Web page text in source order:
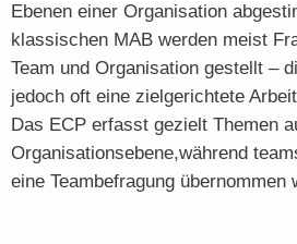
Ebenen einer Organisation
klassischen MAB werden meist
Team und Organisation gestellt –
jedoch oft eine zielgerichtete
Das ECP erfasst gezielt Themen
Organisationsebene,während
eine Teambefragung übernommen